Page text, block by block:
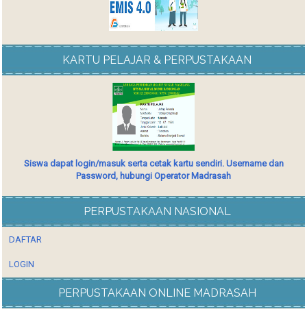
KARTU PELAJAR & PERPUSTAKAAN
Siswa dapat login/masuk serta cetak kartu sendiri. Username dan
Password, hubungi Operator Madrasah
PERPUSTAKAAN NASIONAL
DAFTAR
LOGIN
PERPUSTAKAAN ONLINE MADRASAH